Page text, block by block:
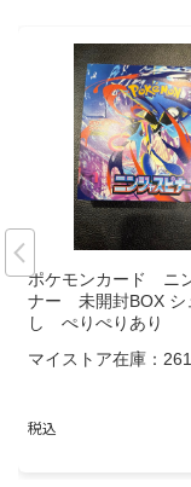
ポケモンカード ニ
ナー 未開封BOX シ
し ぺりぺりあり
マイストア在庫：
税込